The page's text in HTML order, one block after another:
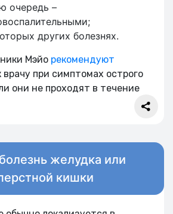
очередь –
других болезнях.
Мэйо рекомендуют
врачу при симптомах острого
они не проходят в течение
желудка или
кишки